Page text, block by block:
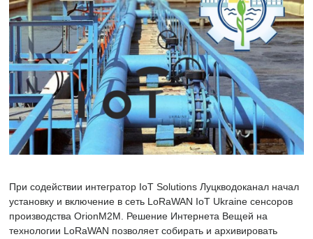
При содействии интегратор IoT Solutions Луцкводоканал начал
установку и включение в сеть LoRaWAN IoT Ukraine сенсоров
производства OrionM2M. Решение Интернета Вещей на
технологии LoRaWAN позволяет собирать и архивировать